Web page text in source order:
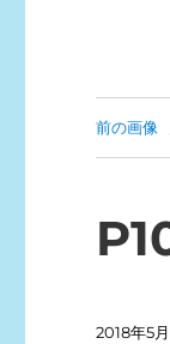
前の画像
投
2018年5月